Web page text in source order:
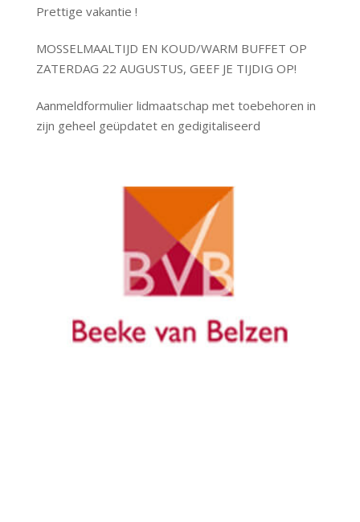
Prettige vakantie !
MOSSELMAALTIJD EN KOUD/WARM BUFFET OP
ZATERDAG 22 AUGUSTUS, GEEF JE TIJDIG OP!
Aanmeldformulier lidmaatschap met toebehoren in
zijn geheel geüpdatet en gedigitaliseerd